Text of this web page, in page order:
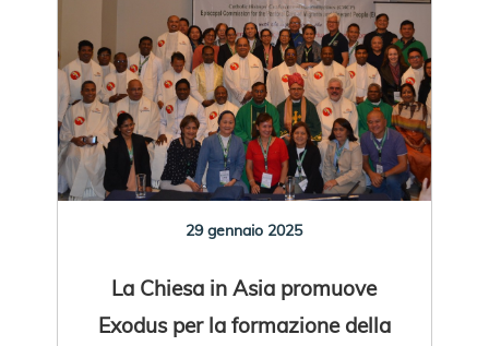
29 gennaio 2025
La Chiesa in Asia promuove
Exodus per la formazione della